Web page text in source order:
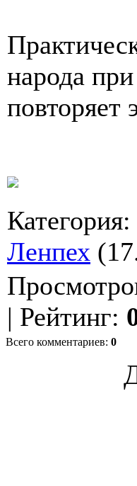
народа
Категория:
Ленпех
| Рейтинг:
Всего комментариев: 0